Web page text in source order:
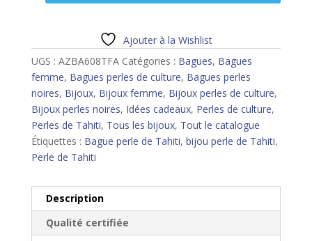
Bague
Tahiti
Ajouter à la Wishlist
UGS : AZBA608TFA Catégories : Bagues, Bagues
femme, Bagues perles de culture, Bagues perles
noires, Bijoux, Bijoux femme, Bijoux perles de culture,
Bijoux perles noires, Idées cadeaux, Perles de culture,
Perles de Tahiti, Tous les bijoux, Tout le catalogue
Étiquettes : Bague perle de Tahiti, bijou perle de Tahiti,
Perle de Tahiti
Description
Qualité certifiée